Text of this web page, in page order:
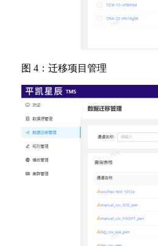
图 4：迁移项目管理